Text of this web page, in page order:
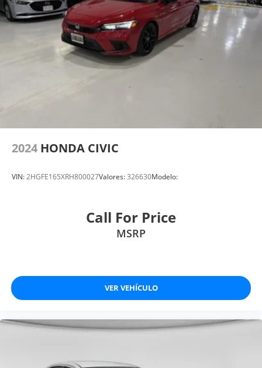
2024 HONDA CIVIC
VIN:2HGFE165XRH800027Valores:326630Modelo:
Call For Price
MSRP
VER VEHÍCULO